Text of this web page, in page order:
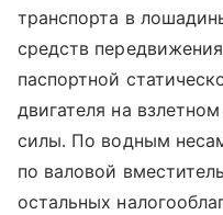
транспорта в
средств
паспортной
двигателя на
силы. По водным
по валовой
остальных